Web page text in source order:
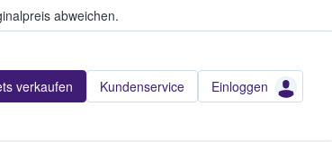
abweichen.
verkaufen Kundenservice Einloggen